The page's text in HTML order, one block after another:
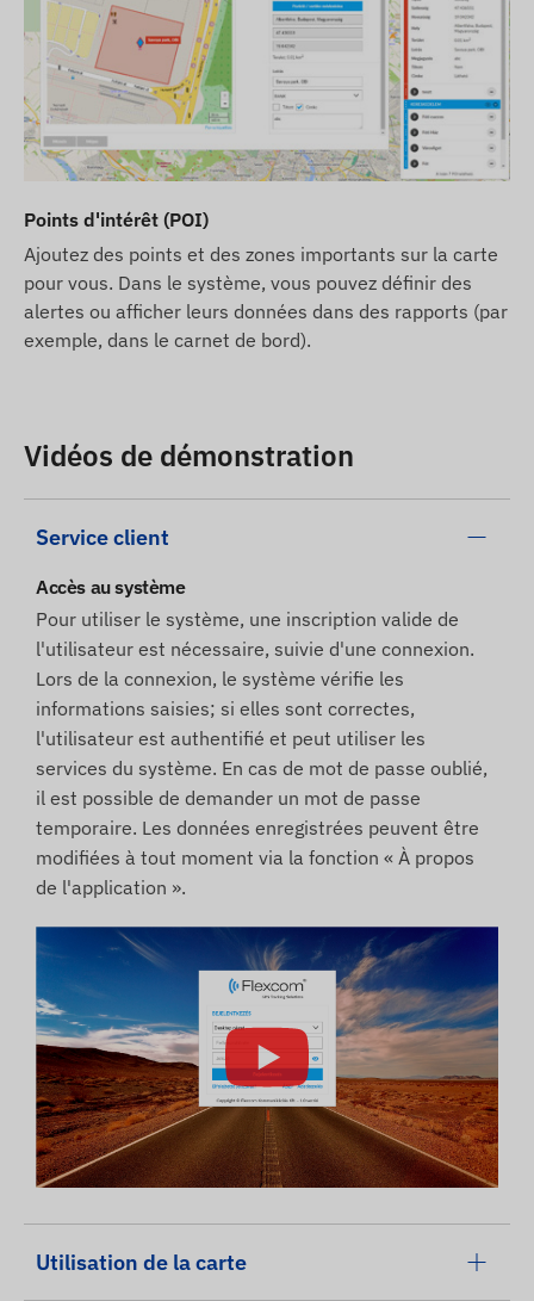
Points d'intérêt (POI)
Ajoutez des points et des zones importants sur la carte
pour vous. Dans le système, vous pouvez définir des
alertes ou afficher leurs données dans des rapports (par
exemple, dans le carnet de bord).
Vidéos de démonstration
Service client
Accès au système
Pour utiliser le système, une inscription valide de
l'utilisateur est nécessaire, suivie d'une connexion.
Lors de la connexion, le système vérifie les
informations saisies; si elles sont correctes,
l'utilisateur est authentifié et peut utiliser les
services du système. En cas de mot de passe oublié,
il est possible de demander un mot de passe
temporaire. Les données enregistrées peuvent être
modifiées à tout moment via la fonction « À propos
de l'application ».
Utilisation de la carte